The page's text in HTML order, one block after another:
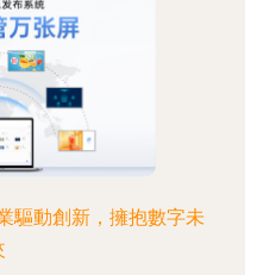
驅動創新，擁抱數字未